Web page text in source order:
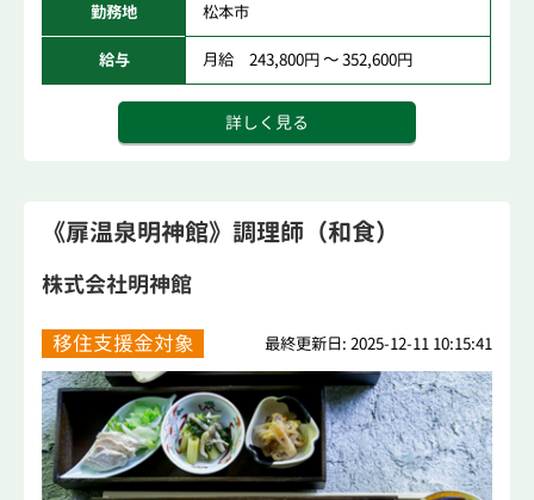
勤務地 松本市
給与 月給 243,800円 ～ 352,600円
詳しく見る
《扉温泉明神館》調理師（和食）
株式会社明神館
移住支援金対象 最終更新日: 2025-12-11 10:15:41